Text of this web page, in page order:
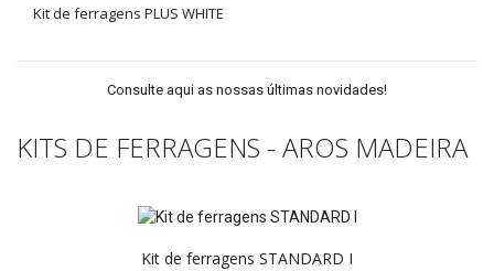
Kit de ferragens PLUS WHITE
Consulte aqui as nossas últimas novidades!
KITS DE FERRAGENS - AROS MADEIRA
Kit de ferragens STANDARD I